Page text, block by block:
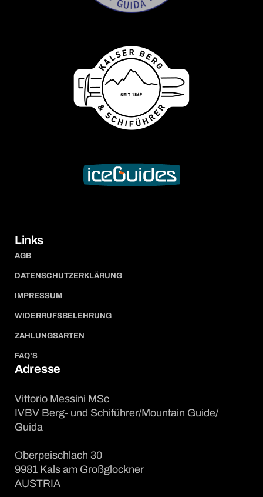
Links
AGB
DATENSCHUTZERKLÄRUNG
IMPRESSUM
WIDERRUFSBELEHRUNG
ZAHLUNGSARTEN
FAQ’S
Adresse
Vittorio Messini MSc
IVBV Berg- und Schiführer/Mountain Guide/
Guida
Oberpeischlach 30
9981 Kals am Großglockner
AUSTRIA